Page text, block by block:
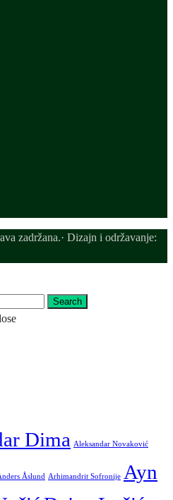
zadržana.· Dizajn i održavanje:
Search
Dima Aleksandar Novaković
Åslund Arhimandrit Sofronije Ayn